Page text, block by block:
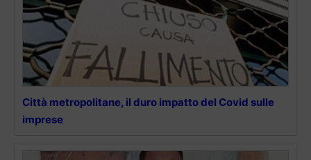
Città metropolitane, il duro impatto del Covid sulle
imprese